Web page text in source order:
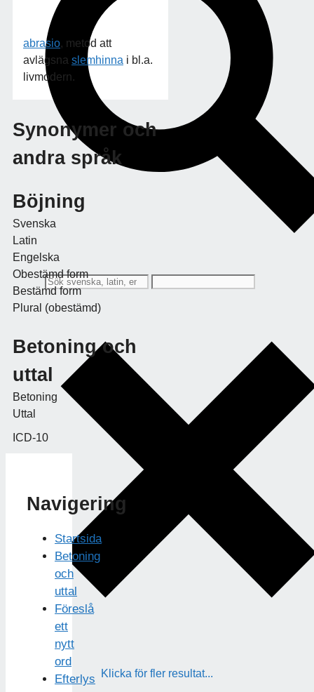
Klicka för fler resultat...
abrasio, metod att
avlägsna slemhinna i bl.a.
livmodern.
Synonymer och
andra språk
Böjning
Svenska
Latin
Engelska
Obestämd form
Bestämd form
Plural (obestämd)
Betoning och
uttal
Betoning
Uttal
ICD-10
Navigering
Startsida
Betoning
och
uttal
Föreslå
ett
nytt
ord
Efterlys